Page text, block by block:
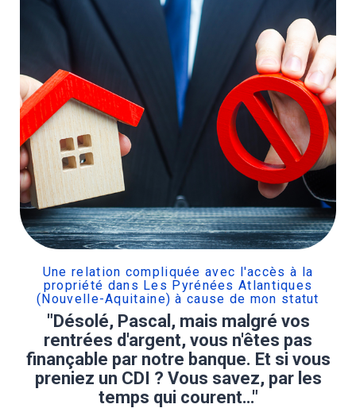
Une relation compliquée avec l'accès à la
propriété dans Les Pyrénées Atlantiques
(Nouvelle-Aquitaine) à cause de mon statut
"Désolé, Pascal, mais malgré vos
rentrées d'argent, vous n'êtes pas
finançable par notre banque. Et si vous
preniez un CDI ? Vous savez, par les
temps qui courent…"